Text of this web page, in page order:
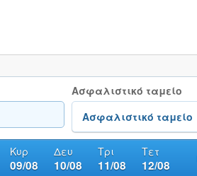
Ασφαλιστικό ταμείο
Κυρ
09/08
Δευ
10/08
Τρι
11/08
Τετ
12/08